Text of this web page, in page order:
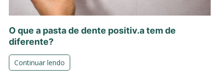
O que a pasta de dente positiv.a tem de
diferente?
Continuar lendo